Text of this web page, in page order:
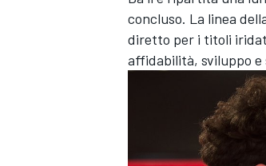
concluso. La linea
diretto per i titoli
affidabilità, sviluppo e